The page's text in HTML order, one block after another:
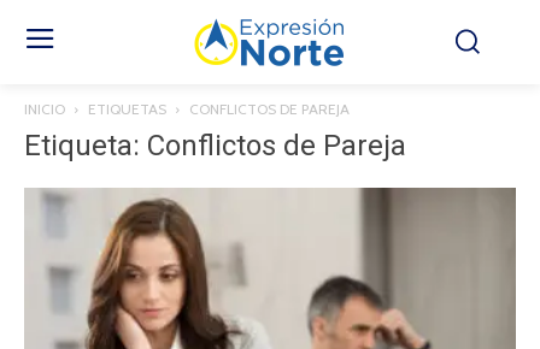
INICIO ETIQUETAS CONFLICTOS DE PAREJA
Etiqueta: Conflictos de Pareja